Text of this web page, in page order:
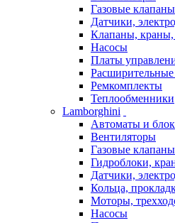
Газовые клапаны
Датчики,
Клапаны, краны,
Насосы
Платы
Расширительные
Ремкомплекты
Теплообменники
Lamborghini
Автоматы и
Вентиляторы
Газовые клапаны
Гидроблоки,
Датчики,
Кольца,
Моторы,
Насосы